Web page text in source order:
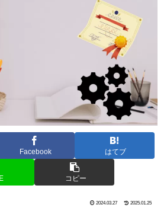
Facebook はてブ
コピー
2024.03.27 2025.01.25